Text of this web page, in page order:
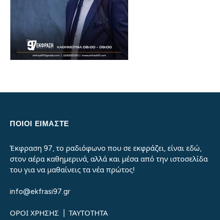
ΠΟΙΟΙ ΕΙΜΑΣΤΕ
Έκφραση 97, το ραδιόφωνο που σε εκφράζει, είναι εδώ,
στον αέρα καθημερινά, αλλά και μέσα από την ιστοσελίδα
του για να μαθαίνεις τα νέα πρώτος!
info@ekfrasi97.gr
ΟΡΟΙ ΧΡΗΣΗΣ ΤΑΥΤΟΤΗΤΑ